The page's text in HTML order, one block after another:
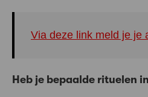
Via deze link meld je je
Heb je bepaalde rituelen